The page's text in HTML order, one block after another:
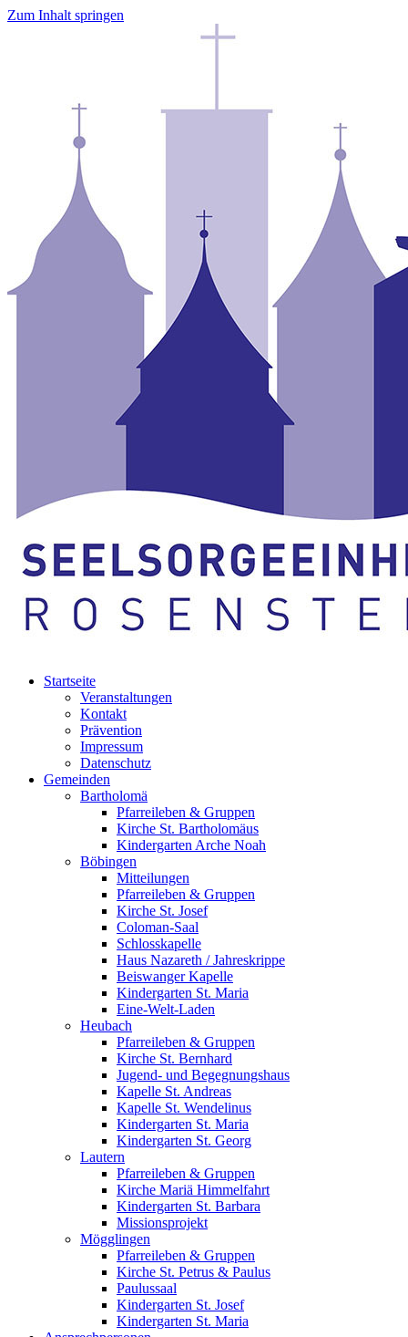
Zum Inhalt springen
Startseite
Veranstaltungen
Kontakt
Prävention
Impressum
Datenschutz
Gemeinden
Bartholomä
Pfarreileben & Gruppen
Kirche St. Bartholomäus
Kindergarten Arche Noah
Böbingen
Mitteilungen
Pfarreileben & Gruppen
Kirche St. Josef
Coloman-Saal
Schlosskapelle
Haus Nazareth / Jahreskrippe
Beiswanger Kapelle
Kindergarten St. Maria
Eine-Welt-Laden
Heubach
Pfarreileben & Gruppen
Kirche St. Bernhard
Jugend- und Begegnungshaus
Kapelle St. Andreas
Kapelle St. Wendelinus
Kindergarten St. Maria
Kindergarten St. Georg
Lautern
Pfarreileben & Gruppen
Kirche Mariä Himmelfahrt
Kindergarten St. Barbara
Missionsprojekt
Mögglingen
Pfarreileben & Gruppen
Kirche St. Petrus & Paulus
Paulussaal
Kindergarten St. Josef
Kindergarten St. Maria